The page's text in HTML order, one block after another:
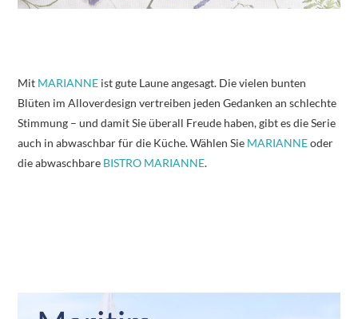
Mit MARIANNE ist gute Laune angesagt. Die vielen bunten
Blüten im Alloverdesign vertreiben jeden Gedanken an schlechte
Stimmung – und damit Sie überall Freude haben, gibt es die Serie
auch in abwaschbar für die Küche. Wählen Sie MARIANNEoder
die abwaschbare BISTRO MARIANNE.